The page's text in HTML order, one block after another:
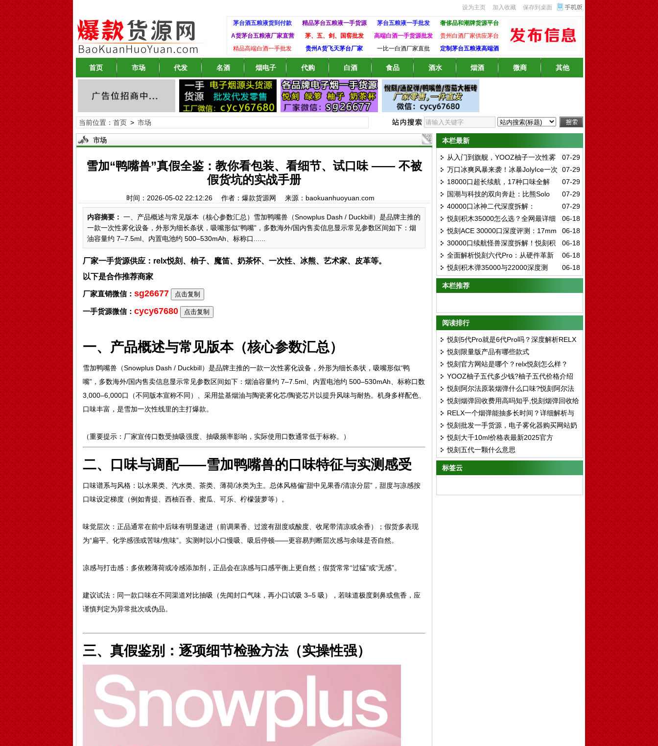
设为主页 加入收藏 保存到桌面
茅台酒五粮液货到付款 精品茅台五粮液一手货源 茅台五粮液一手批发
奢侈品和潮牌货源平台
A货茅台五粮液厂家直营
茅、五、剑、国窖批发 高端白酒一手货源批发
贵州白酒厂家供应茅台
精品高端白酒一手批发
贵州A货飞天茅台厂家 一比一白酒厂家直批 定制茅台五粮液高端酒
首页 市场 代发 名酒 烟电子 代购 白酒 食品 酒水 烟酒 微商 其他
当前位置： 首页> 市场
市场
雪加“鸭嘴兽”真假全鉴：教你看包装、看细节、试口味 —— 不被
假货坑的实战手册
时间：2026-05-02 22:12:26 作者：爆款货源网 来源：baokuanhuoyuan.com
内容摘要： 一、产品概述与常见版本（核心参数汇总）雪加鸭嘴兽（Snowplus Dash / Duckbill）是品牌主推的
一款一次性雾化设备，外形为细长条状，吸嘴形似“鸭嘴”，多数海外/国内售卖信息显示常见参数区间如下：烟
油容量约 7–7.5ml、内置电池约 500–530mAh、标称口......
厂家一手货源供应：relx悦刻、柚子、魔笛、奶茶怀、一次性、冰熊、艺术家、皮革等。
以下是合作推荐商家
厂家直销微信： sg26677 点击复制
一手货源微信： cycy67680 点击复制
一、产品概述与常见版本（核心参数汇总）
雪加鸭嘴兽（Snowplus Dash / Duckbill）是品牌主推的一款一次性雾化设备，外形为细长条状，吸嘴形似“鸭
嘴”，多数海外/国内售卖信息显示常见参数区间如下：烟油容量约 7–7.5ml、内置电池约 500–530mAh、标称口数
3,000–6,000口（不同版本宣称不同）、采用盐基烟油与陶瓷雾化芯/陶瓷芯片以提升风味与耐热。机身多样配色、
口味丰富，是雪加一次性线里的主打爆款。
（重要提示：厂家宣传口数受抽吸强度、抽吸频率影响，实际使用口数通常低于标称。）
二、口味与调配——雪加鸭嘴兽的口味特征与实测感受
口味谱系与风格：以水果类、汽水类、茶类、薄荷/冰类为主。总体风格偏“甜中见果香/清凉分层”，甜度与凉感按
口味设定梯度（例如青提、西柚百香、蜜瓜、可乐、柠檬菠萝等）。
味觉层次：正品通常在前中后味有明显递进（前调果香、过渡有甜度或酸度、收尾带清凉或余香）；假货多表现
为“扁平、化学感强或苦味/焦味”。实测时以小口慢吸、吸后停顿——更容易判断层次感与余味是否自然。
凉感与打击感：多依赖薄荷或冷感添加剂，正品会在凉感与口感平衡上更自然；假货常常“过猛”或“无感”。
建议试法：同一款口味在不同渠道对比抽吸（先闻封口气味，再小口试吸 3–5 吸），若味道极度刺鼻或焦香，应
谨慎判定为异常批次或伪品。
三、真假鉴别：逐项细节检验方法（实操性强）
本栏最新
07-29
从入门到旗舰，YOOZ柚子一次性雾
化全系深度解析：哪一款才是你的心头好？
07-29
万口冰爽风暴来袭！冰暴JolyIce一次
性12000口深度评测：陶瓷芯13W大功率，
12种口味实测全解析
07-29
18000口超长续航，17种口味全解
析：高维GOWIF一次性雾化深度测评与口味
推荐指南
07-29
国潮与科技的双向奔赴：比熊Solo
15000一次性雾化深度评测
07-29
40000口冰神二代深度拆解：
ELFBAR ICE KING全口味实测与五档调冰
技术真相
06-18
悦刻积木35000怎么选？全网最详细
选购指南：口味、技术、评测一次看懂06-18
悦刻ACE 30000口深度评测：17mm
超薄机身+智能屏，大容量一次性电子烟的
终极形态
06-18
30000口续航怪兽深度拆解！悦刻积
木三代套装，凭什么定义一次性电子烟新标
杆？
06-18
全面解析悦刻六代Pro：从硬件革新
到口感进化的深度体验指南
06-18
悦刻积木弹35000与22000深度测
评：超大续航时代的终极选择
本栏推荐
阅读排行
悦刻5代Pro就是6代Pro吗？深度解析RELX
产品线差异
悦刻限量版产品有哪些款式
悦刻官方网站是哪个？relx悦刻怎么样？
YOOZ柚子五代多少钱?柚子五代价格介绍
悦刻阿尔法原装烟弹什么口味?悦刻阿尔法
口味评测
悦刻烟弹回收费用高吗知乎,悦刻烟弹回收给
钱吗
RELX一个烟弹能抽多长时间？详细解析与
使用建议
悦刻批发一手货源，电子雾化器购买网站奶
茶杯
悦刻大千10ml价格表最新2025官方
悦刻五代一颗什么意思
标签云